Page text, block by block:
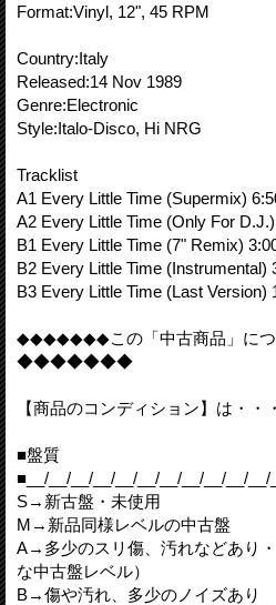
Format:Vinyl, 12", 45 RPM
Country:Italy
Released:14 Nov 1989
Genre:Electronic
Style:Italo-Disco, Hi NRG
Tracklist
A1 Every Little Time (Supermix)
A2 Every Little Time (Only For
B1 Every Little Time (7" Remix)
B2 Every Little Time (Instrumental)
B3 Every Little Time (Last Version)
◆◆◆◆◆◆◆この「中古商品」につ
◆◆◆◆◆◆◆
【商品のコンディション】は・・
■盤質
■__/__/__/__/__/__/__/__/__/__/
S→新古盤・未使用
M→新品同様レベルの中古盤
A→多少のスリ傷、汚れなどあり
な中古盤レベル）
B→傷や汚れ、多少のノイズあり